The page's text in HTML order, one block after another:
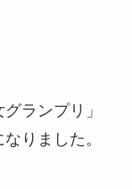
ランプリ」
りました。